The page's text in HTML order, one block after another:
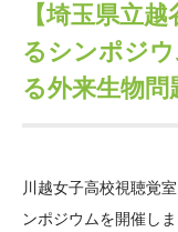
沿革
年報一覧
神戸賞
研究助成
その他情報
アクセス日本語
【埼玉県立
るシンポジ
る外来生物問
川越女子高校視聴覚
ンポジウムを開催しま